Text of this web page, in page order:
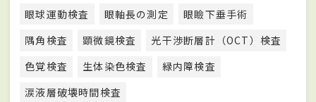
眼球運動検査
眼軸長の測定
眼瞼下垂手術
隅角検査
顕微鏡検査
光干渉断層計（OCT）検査
色覚検査
生体染色検査
緑内障検査
涙液層破壊時間検査